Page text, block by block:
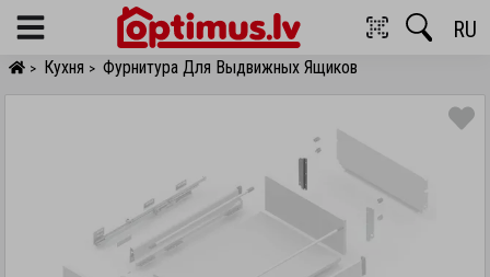
Menu RU
> Кухня > Фурнитура Для Выдвижных Ящиков